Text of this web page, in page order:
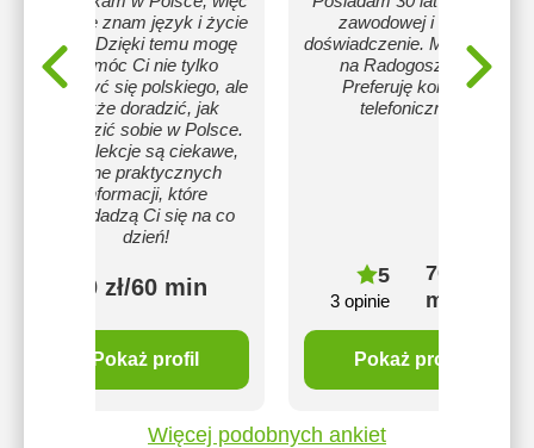
dobrze znam język i życie
tutaj. Dzięki temu mogę
pomóc Ci nie tylko
nauczyć się polskiego, ale
także doradzić, jak
poradzić sobie w Polsce.
Moje lekcje są ciekawe,
pełne praktycznych
informacji, które
przydadzą Ci się na co
dzień!
70 zł/60 min
Pokaż profil
zawodowej i duże
doświadczenie. Mieszkam
na Radogoszczu.
Preferuję kontakt
telefoniczny.
5
3 opinie
70 zł/60
min
Pokaż profil
Więcej podobnych ankiet